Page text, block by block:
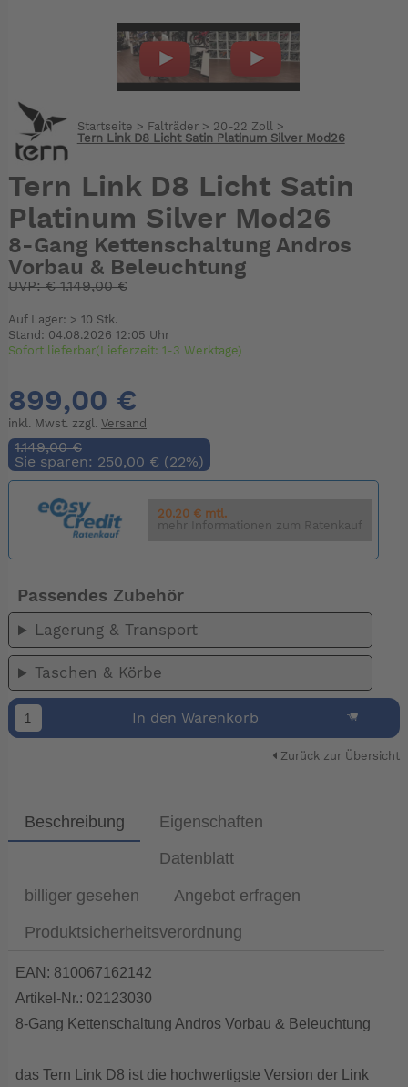
Startseite > Falträder> 20-22 Zoll
>
Tern Link D8 Licht Satin Platinum Silver Mod26
Tern Link D8 Licht Satin
Platinum Silver Mod26
8-Gang Kettenschaltung Andros
Vorbau & Beleuchtung
UVP:€1.149,00 €
Auf Lager: > 10 Stk.
Stand: 04.08.2026 12:05 Uhr
Sofort lieferbar(Lieferzeit: 1-3 Werktage)
899,00 €
inkl. Mwst. zzgl. Versand
1.149,00 €
Sie sparen: 250,00 € (22%)
20.20 € mtl.
mehr Informationen zum Ratenkauf
Passendes Zubehör
Lagerung & Transport
Taschen & Körbe
In den Warenkorb
Zurück zur Übersicht
Beschreibung Eigenschaften
Datenblatt
billiger gesehen Angebot erfragen
Produktsicherheitsverordnung
EAN: 810067162142
Artikel-Nr.: 02123030
8-Gang Kettenschaltung Andros Vorbau & Beleuchtung
das Tern Link D8 ist die hochwertigste Version der Link